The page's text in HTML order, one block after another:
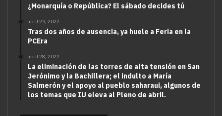
¿Monarquía o República? El sábado decides tú
abril 29, 2022
Tras dos años de ausencia, ya huele a Feria en la
PCEra
abril 28, 2022
La eliminación de las torres de alta tensión en San
Jerónimo y la Bachillera; el indulto a María
Salmerón y el apoyo al pueblo saharaui, algunos de
los temas que IU eleva al Pleno de abril.